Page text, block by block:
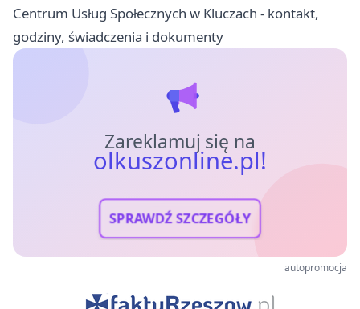
Centrum Usług Społecznych w Kluczach - kontakt,
godziny, świadczenia i dokumenty
Zareklamuj się na
olkuszonline.pl!
SPRAWDŹ SZCZEGÓŁY
autopromocja